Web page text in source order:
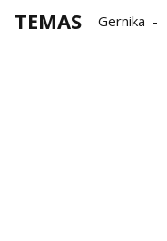
TEMAS Gernika